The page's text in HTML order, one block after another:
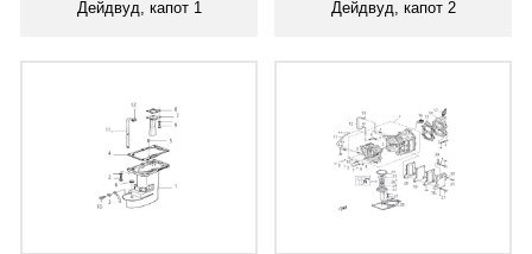
Дейдвуд, капот 1 Дейдвуд, капот 2